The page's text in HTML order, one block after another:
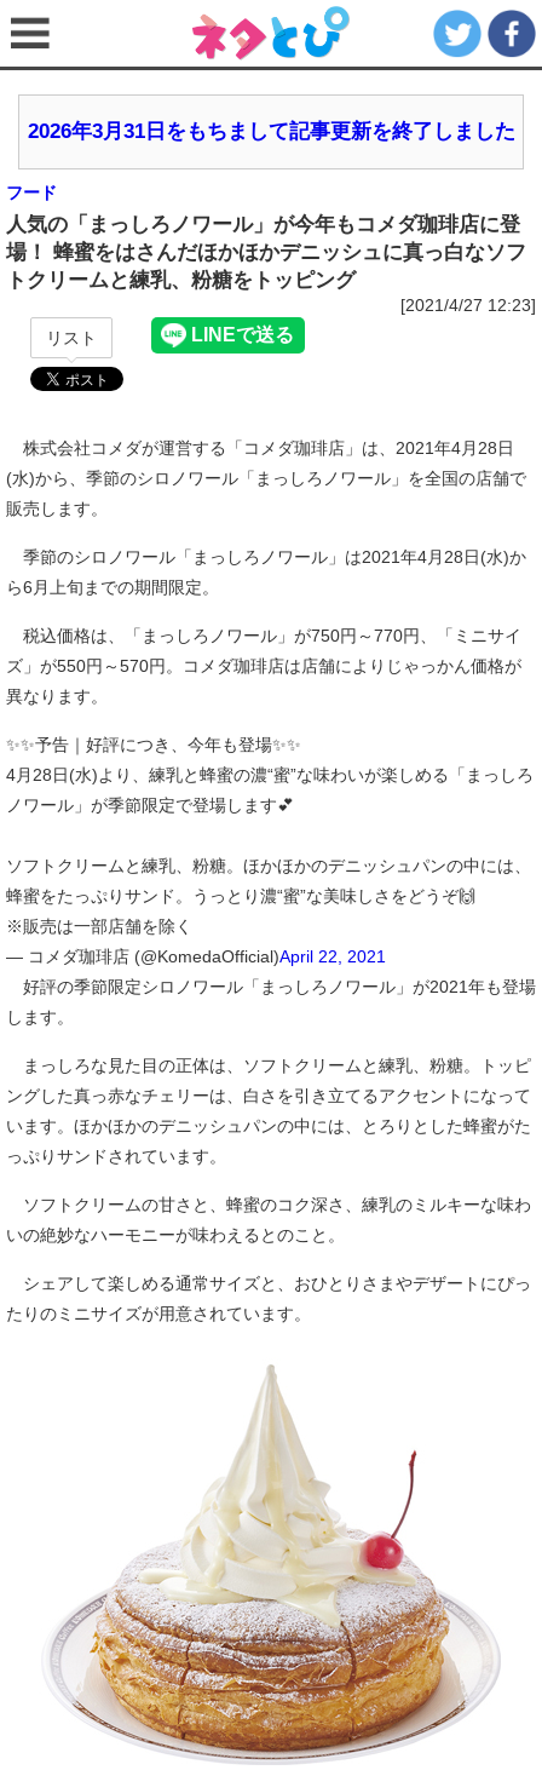
2026年3月31日をもちまして記事更新を終了しました
フード
人気の「まっしろノワール」が今年もコメダ珈琲店に登
場！ 蜂蜜をはさんだほかほかデニッシュに真っ白なソフ
トクリームと練乳、粉糖をトッピング
[2021/4/27 12:23]
リスト
株式会社コメダが運営する「コメダ珈琲店」は、2021年4月28日
(水)から、季節のシロノワール「まっしろノワール」を全国の店舗で
販売します。
季節のシロノワール「まっしろノワール」は2021年4月28日(水)か
ら6月上旬までの期間限定。
税込価格は、「まっしろノワール」が750円～770円、「ミニサイ
ズ」が550円～570円。コメダ珈琲店は店舗によりじゃっかん価格が
異なります。
✨✨予告｜好評につき、今年も登場✨✨
4月28日(水)より、練乳と蜂蜜の濃“蜜”な味わいが楽しめる「まっしろ
ノワール」が季節限定で登場します💕
ソフトクリームと練乳、粉糖。ほかほかのデニッシュパンの中には、
蜂蜜をたっぷりサンド。うっとり濃“蜜”な美味しさをどうぞ🙌
※販売は一部店舗を除く
— コメダ珈琲店 (@KomedaOfficial)April 22, 2021
好評の季節限定シロノワール「まっしろノワール」が2021年も登場
します。
まっしろな見た目の正体は、ソフトクリームと練乳、粉糖。トッピ
ングした真っ赤なチェリーは、白さを引き立てるアクセントになって
います。ほかほかのデニッシュパンの中には、とろりとした蜂蜜がた
っぷりサンドされています。
ソフトクリームの甘さと、蜂蜜のコク深さ、練乳のミルキーな味わ
いの絶妙なハーモニーが味わえるとのこと。
シェアして楽しめる通常サイズと、おひとりさまやデザートにぴっ
たりのミニサイズが用意されています。